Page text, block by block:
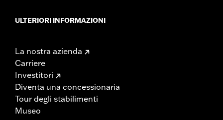
ULTERIORI INFORMAZIONI
La nostra azienda
Carriere
Investitori
Diventa una concessionaria
Tour degli stabilimenti
Museo